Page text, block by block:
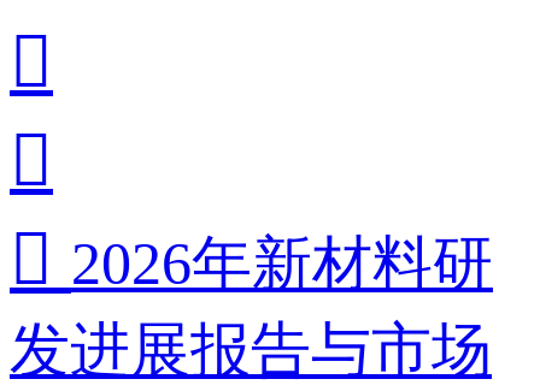


 2026年新材料研
发进展报告与市场